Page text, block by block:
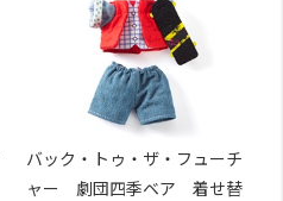
バック・トゥ・ザ・フューチ
ャー 劇団四季ベア 着せ替